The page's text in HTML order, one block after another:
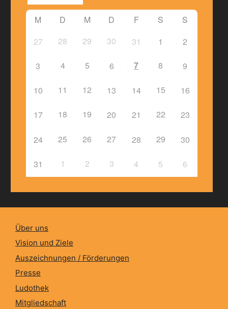
M D M D F S
S
27
28 29 30 31 1 2
3 4 5 6 7 8 9
10 11 12 13 14 15 16
17 18 19 20 21 22 23
24 25 26 27 28 29 30
31 1 2 3 4 5 6
Über uns
Vision und Ziele
Auszeichnungen / Förderungen
Presse
Ludothek
Mitgliedschaft